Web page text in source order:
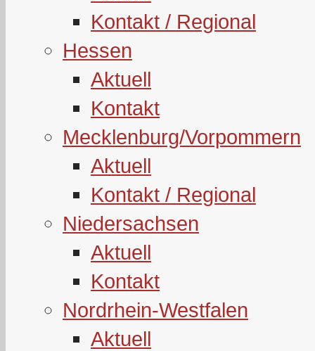
Kontakt / Regional
Hessen
Aktuell
Kontakt
Mecklenburg/Vorpommern
Aktuell
Kontakt / Regional
Niedersachsen
Aktuell
Kontakt
Nordrhein-Westfalen
Aktuell